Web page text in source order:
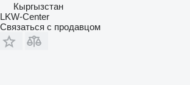
Кыргызстан
LKW-Center
Связаться с продавцом